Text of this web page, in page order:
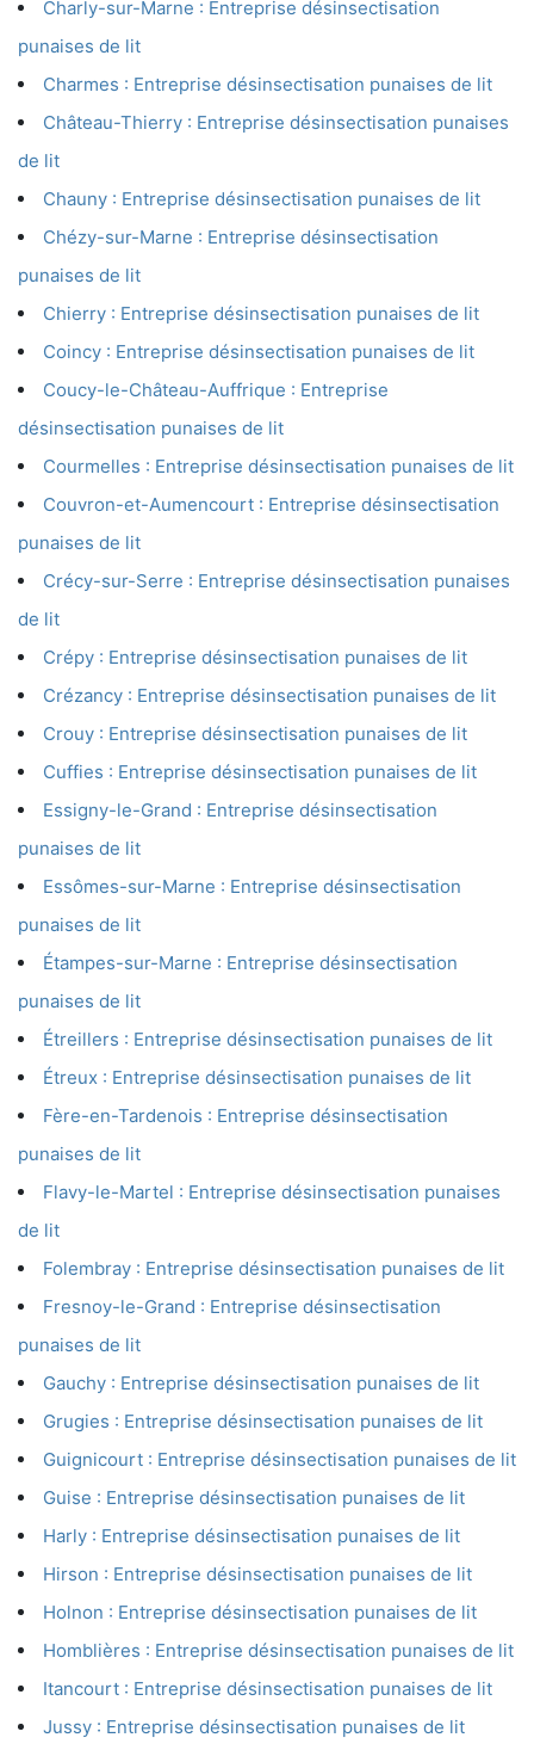
Charly-sur-Marne : Entreprise désinsectisation
punaises de lit
Charmes : Entreprise désinsectisation punaises de lit
Château-Thierry : Entreprise désinsectisation punaises
de lit
Chauny : Entreprise désinsectisation punaises de lit
Chézy-sur-Marne : Entreprise désinsectisation
punaises de lit
Chierry : Entreprise désinsectisation punaises de lit
Coincy : Entreprise désinsectisation punaises de lit
Coucy-le-Château-Auffrique : Entreprise
désinsectisation punaises de lit
Courmelles : Entreprise désinsectisation punaises de lit
Couvron-et-Aumencourt : Entreprise désinsectisation
punaises de lit
Crécy-sur-Serre : Entreprise désinsectisation punaises
de lit
Crépy : Entreprise désinsectisation punaises de lit
Crézancy : Entreprise désinsectisation punaises de lit
Crouy : Entreprise désinsectisation punaises de lit
Cuffies : Entreprise désinsectisation punaises de lit
Essigny-le-Grand : Entreprise désinsectisation
punaises de lit
Essômes-sur-Marne : Entreprise désinsectisation
punaises de lit
Étampes-sur-Marne : Entreprise désinsectisation
punaises de lit
Étreillers : Entreprise désinsectisation punaises de lit
Étreux : Entreprise désinsectisation punaises de lit
Fère-en-Tardenois : Entreprise désinsectisation
punaises de lit
Flavy-le-Martel : Entreprise désinsectisation punaises
de lit
Folembray : Entreprise désinsectisation punaises de lit
Fresnoy-le-Grand : Entreprise désinsectisation
punaises de lit
Gauchy : Entreprise désinsectisation punaises de lit
Grugies : Entreprise désinsectisation punaises de lit
Guignicourt : Entreprise désinsectisation punaises de lit
Guise : Entreprise désinsectisation punaises de lit
Harly : Entreprise désinsectisation punaises de lit
Hirson : Entreprise désinsectisation punaises de lit
Holnon : Entreprise désinsectisation punaises de lit
Homblières : Entreprise désinsectisation punaises de lit
Itancourt : Entreprise désinsectisation punaises de lit
Jussy : Entreprise désinsectisation punaises de lit